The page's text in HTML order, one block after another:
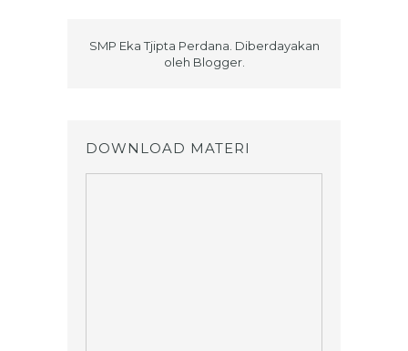
SMP Eka Tjipta Perdana. Diberdayakan
oleh Blogger.
DOWNLOAD MATERI